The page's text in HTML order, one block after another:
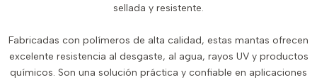
sellada y resistente.
Fabricadas con polímeros de alta calidad, estas mantas ofrecen
excelente resistencia al desgaste, al agua, rayos UV y productos
químicos. Son una solución práctica y confiable en aplicaciones